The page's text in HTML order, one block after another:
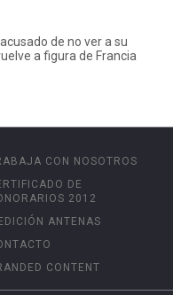
de no ver a su
a figura de Francia
CON NOSOTROS
DE
2012
ANTENAS
CONTENT